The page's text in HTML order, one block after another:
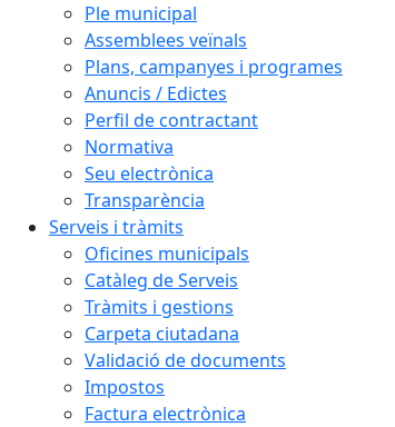
Ple municipal
Assemblees veïnals
Plans, campanyes i programes
Anuncis / Edictes
Perfil de contractant
Normativa
Seu electrònica
Transparència
Serveis i tràmits
Oficines municipals
Catàleg de Serveis
Tràmits i gestions
Carpeta ciutadana
Validació de documents
Impostos
Factura electrònica